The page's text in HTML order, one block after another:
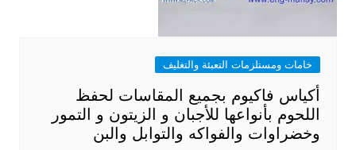
خامات ومستلزمات التعبئة والتغليف
أكياس فاكيوم بجميع المقاسات لحفظ
اللحوم بأنواعها للأجبان و الزيتون و التمور
وخضراوات والفواكه والتوابل والبن